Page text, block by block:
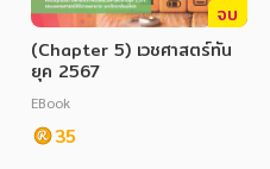
จบ
(Chapter 5) เวชศาสตร์ทัน
ยุค 2567
EBook
35